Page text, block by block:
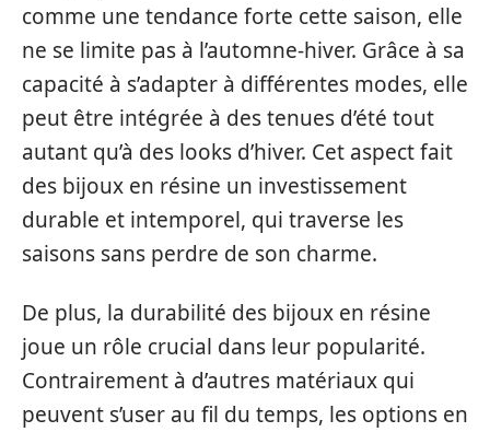
comme une tendance forte cette saison, elle
ne se limite pas à l’automne-hiver. Grâce à sa
capacité à s’adapter à différentes modes, elle
peut être intégrée à des tenues d’été tout
autant qu’à des looks d’hiver. Cet aspect fait
des bijoux en résine un investissement
durable et intemporel, qui traverse les
saisons sans perdre de son charme.
De plus, la durabilité des bijoux en résine
joue un rôle crucial dans leur popularité.
Contrairement à d’autres matériaux qui
peuvent s’user au fil du temps, les options en